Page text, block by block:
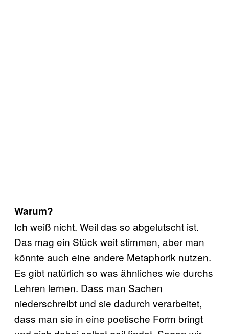
Warum?
Ich weiß nicht. Weil das so abgelutscht ist.
Das mag ein Stück weit stimmen, aber man
könnte auch eine andere Metaphorik nutzen.
Es gibt natürlich so was ähnliches wie durchs
Lehren lernen. Dass man Sachen
niederschreibt und sie dadurch verarbeitet,
dass man sie in eine poetische Form bringt